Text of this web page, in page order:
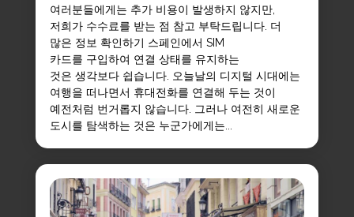
여러분들에게는 추가 비용이 발생하지 않지만,
저희가 수수료를 받는 점 참고 부탁드립니다. 더
많은 정보 확인하기 스페인에서 SIM
카드를 구입하여 연결 상태를 유지하는
것은 생각보다 쉽습니다. 오늘날의 디지털 시대에는
여행을 떠나면서 휴대전화를 연결해 두는 것이
예전처럼 번거롭지 않습니다. 그러나 여전히 새로운
도시를 탐색하는 것은 누군가에게는...